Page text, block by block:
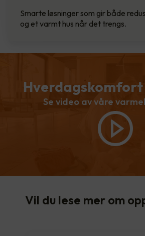
Smarte løsninger som gir både
og et varmt hus når det trengs.
Hverdagskomfort
Se video av våre
Vil du lese mer om